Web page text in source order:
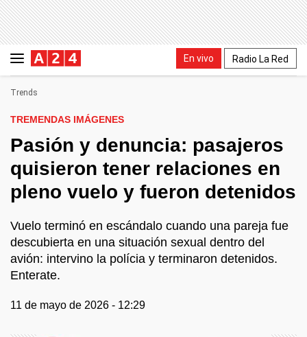
En vivo Radio La Red
Trends
TREMENDAS IMÁGENES
Pasión y denuncia: pasajeros
quisieron tener relaciones en
pleno vuelo y fueron detenidos
Vuelo terminó en escándalo cuando una pareja fue
descubierta en una situación sexual dentro del
avión: intervino la polícia y terminaron detenidos.
Enterate.
11 de mayo de 2026 - 12:29